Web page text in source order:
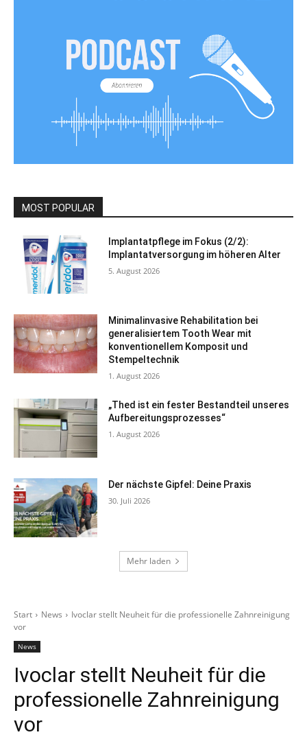
MOST POPULAR
Implantatpflege im Fokus (2/2):
Implantatversorgung im höheren Alter
5. August 2026
Minimalinvasive Rehabilitation bei
generalisiertem Tooth Wear mit
konventionellem Komposit und
Stempeltechnik
1. August 2026
„Thed ist ein fester Bestandteil unseres
Aufbereitungsprozesses“
1. August 2026
Der nächste Gipfel: Deine Praxis
30. Juli 2026
Mehr laden